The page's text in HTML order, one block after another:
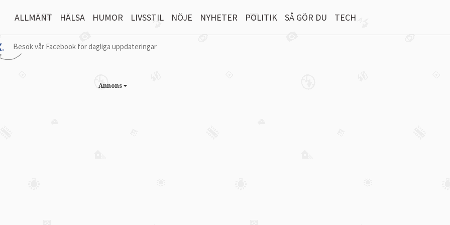
Besök vår Facebook för dagliga uppdateringar
ALLMÄNT HÄLSA HUMOR LIVSSTIL NÖJE NYHETER POLITIK SÅ GÖR DU TECH
Annons